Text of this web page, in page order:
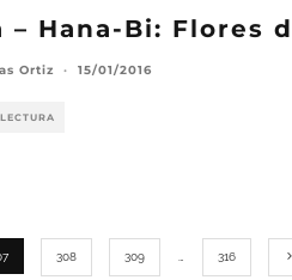
– Hana-Bi: Flores
Ortiz · 15/01/2016
308 309 316